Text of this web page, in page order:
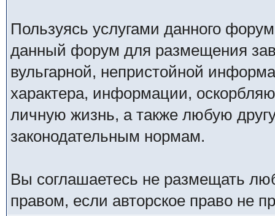
Пользуясь услугами данного
данный форум для размещения
вульгарной, непристойной
характера, информации,
личную жизнь, а также любую
законодательным нормам.
Вы соглашаетесь не размещать
правом, если авторское право не